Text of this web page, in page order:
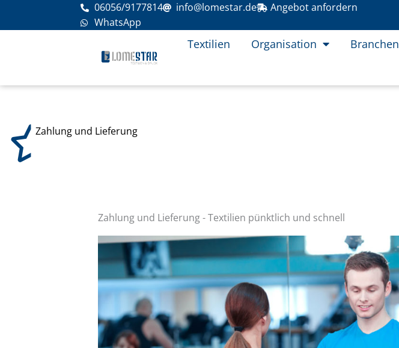
06056/9177814 info@lomestar.de
Angebot anfordern
WhatsApp
Textilien Organisation Branchen
Zahlung und Lieferung
Zahlung und Lieferung - Textilien pünktlich und schnell